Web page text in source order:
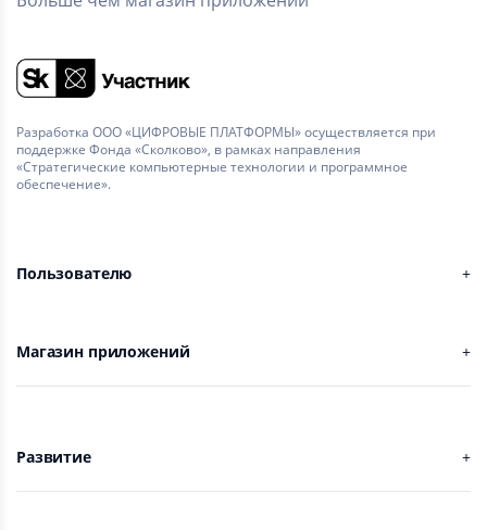
Разработка ООО «ЦИФРОВЫЕ ПЛАТФОРМЫ» осуществляется при
поддержке Фонда «Сколково», в рамках направления
«Стратегические компьютерные технологии и программное
обеспечение».
Пользователю
Магазин приложений
Развитие